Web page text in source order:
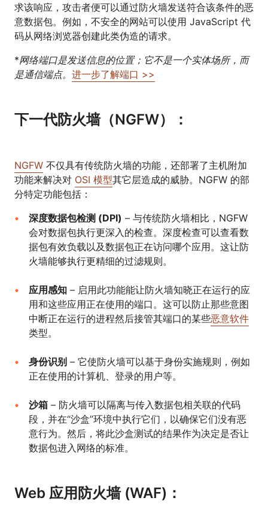
求该响应，攻击者便可以通过防火墙发送符合该条件的恶
意数据包。例如，不安全的网站可以使用 JavaScript 代
码从网络浏览器创建此类伪造的请求。
*网络端口是发送信息的位置；它不是一个实体场所，而
是通信端点。 进一步了解端口 >>
下一代防火墙（NGFW）：
NGFW 不仅具有传统防火墙的功能，还部署了主机附加
功能来解决对 OSI 模型其它层造成的威胁。NGFW 的部
分特定功能包括：
深度数据包检测 (DPI) – 与传统防火墙相比，NGFW
会对数据包执行更深入的检查。深度检查可以查看数
据包有效负载以及数据包正在访问哪个应用。这让防
火墙能够执行更精细的过滤规则。
应用感知 – 启用此功能能让防火墙知晓正在运行的应
用和这些应用正在使用的端口。这可以防止那些意图
中断正在运行的进程然后接管其端口的某些恶意软件
类型。
身份识别 – 它使防火墙可以基于身份实施规则，例如
正在使用的计算机、登录的用户等。
沙箱 – 防火墙可以隔离与传入数据包相关联的代码
段，并在“沙盒”环境中执行它们，以确保它们没有恶
意行为。然后，将此沙盒测试的结果作为决定是否让
数据包进入网络的标准。
Web 应用防火墙 (WAF)：